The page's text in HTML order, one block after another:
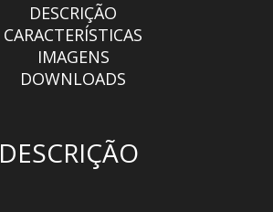
DESCRIÇÃO
CARACTERÍSTICAS
IMAGENS
DOWNLOADS
DESCRIÇÃO